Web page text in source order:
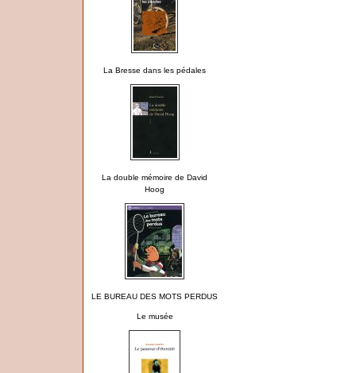
La Bresse dans les pédales
La double mémoire de David
Hoog
LE BUREAU DES MOTS PERDUS
Le musée